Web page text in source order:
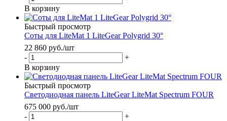
В корзину
Быстрый просмотр
Соты для LiteMat 1 LiteGear Polygrid 30°
22 860 руб./шт
-
+
В корзину
Быстрый просмотр
Светодиодная панель LiteGear LiteMat Spectrum FOUR
675 000 руб./шт
-
+